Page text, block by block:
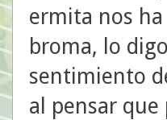
ermita nos
broma, lo
sentimiento
al pensar